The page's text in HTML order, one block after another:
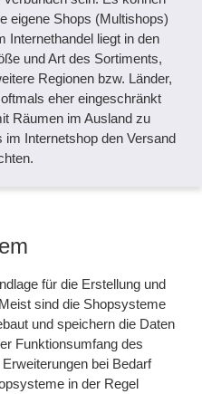
eigene Shops (Multishops)
Internethandel liegt in den
und Art des Sortiments,
Regionen bzw. Länder,
eher eingeschränkt
Räumen im Ausland zu
im Internetshop den Versand
für die Erstellung und
sind die Shopsysteme
und speichern die Daten
Funktionsumfang des
bei Bedarf
in der Regel